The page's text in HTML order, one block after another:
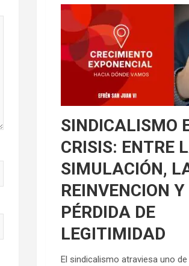
SINDICALISMO
CRISIS: ENTRE
SIMULACIÓN,
REINVENCION
PÉRDIDA DE
LEGITIMIDAD
El sindicalismo atraviesa uno